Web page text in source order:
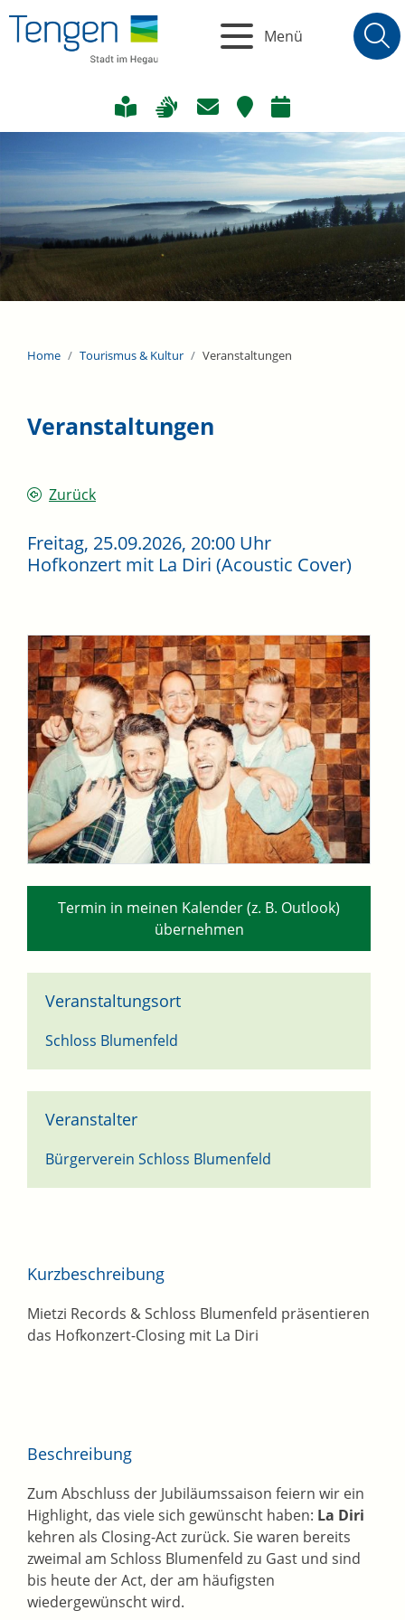
Menü
Home Tourismus & Kultur Veranstaltungen
Veranstaltungen
Zurück
Freitag, 25.09.2026, 20:00 Uhr
Hofkonzert mit La Diri (Acoustic Cover)
Kurzbeschreibung
Mietzi Records & Schloss Blumenfeld präsentieren
das Hofkonzert-Closing mit La Diri
Beschreibung
Zum Abschluss der Jubiläumssaison feiern wir ein
Highlight, das viele sich gewünscht haben: La Diri
kehren als Closing-Act zurück. Sie waren bereits
zweimal am Schloss Blumenfeld zu Gast und sind
bis heute der Act, der am häufigsten
wiedergewünscht wird.
Termin in meinen Kalender (z. B. Outlook)
übernehmen
Veranstaltungsort
Schloss Blumenfeld
Veranstalter
Bürgerverein Schloss Blumenfeld